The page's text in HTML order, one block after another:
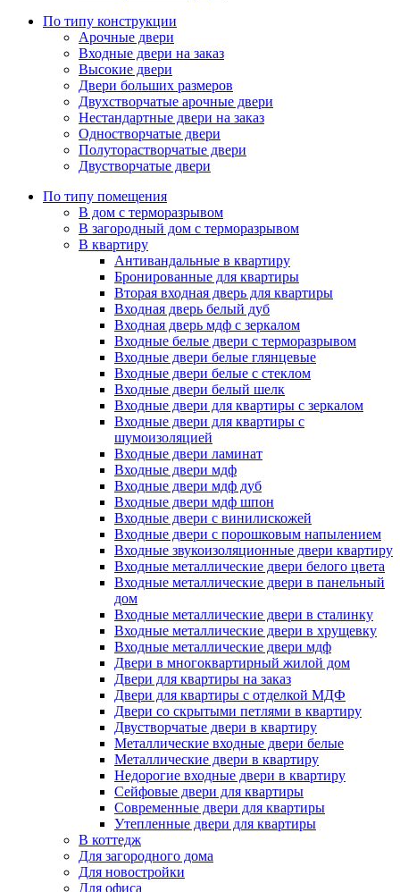
По типу конструкции
Арочные двери
Входные двери на заказ
Высокие двери
Двери больших размеров
Двухстворчатые арочные двери
Нестандартные двери на заказ
Одностворчатые двери
Полуторастворчатые двери
Двустворчатые двери
По типу помещения
В дом с терморазрывом
В загородный дом с терморазрывом
В квартиру
Антивандальные в квартиру
Бронированные для квартиры
Вторая входная дверь для квартиры
Входная дверь белый дуб
Входная дверь мдф с зеркалом
Входные белые двери с терморазрывом
Входные двери белые глянцевые
Входные двери белые с стеклом
Входные двери белый шелк
Входные двери для квартиры с зеркалом
Входные двери для квартиры с
шумоизоляцией
Входные двери ламинат
Входные двери мдф
Входные двери мдф дуб
Входные двери мдф шпон
Входные двери с винилискожей
Входные двери с порошковым напылением
Входные звукоизоляционные двери квартиру
Входные металлические двери белого цвета
Входные металлические двери в панельный
дом
Входные металлические двери в сталинку
Входные металлические двери в хрущевку
Входные металлические двери мдф
Двери в многоквартирный жилой дом
Двери для квартиры на заказ
Двери для квартиры с отделкой МДФ
Двери со скрытыми петлями в квартиру
Двустворчатые двери в квартиру
Металлические входные двери белые
Металлические двери в квартиру
Недорогие входные двери в квартиру
Сейфовые двери для квартиры
Современные двери для квартиры
Утепленные двери для квартиры
В коттедж
Для загородного дома
Для новостройки
Для офиса